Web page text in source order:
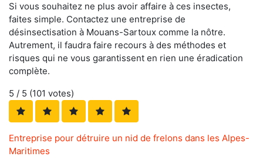
Si vous souhaitez ne plus avoir affaire à ces insectes,
faites simple. Contactez une entreprise de
désinsectisation à Mouans-Sartoux comme la nôtre.
Autrement, il faudra faire recours à des méthodes et
risques qui ne vous garantissent en rien une éradication
complète.
5 / 5 (101 votes)
Entreprise pour détruire un nid de frelons dans les Alpes-
Maritimes